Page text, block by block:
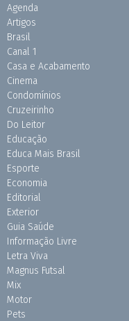
Agenda
Artigos
Brasil
Canal 1
Casa e Acabamento
Cinema
Condomínios
Cruzeirinho
Do Leitor
Educação
Educa Mais Brasil
Esporte
Economia
Editorial
Exterior
Guia Saúde
Informação Livre
Letra Viva
Magnus Futsal
Mix
Motor
Pets